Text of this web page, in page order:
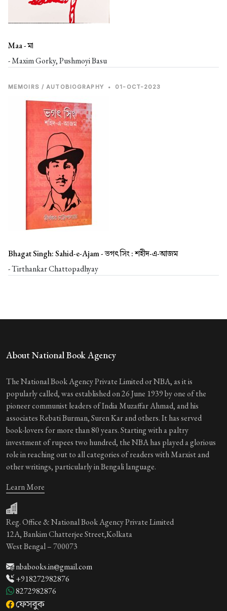
Maa -মা
- Maxim Gorky, Pushmoyi Basu
MEMOIRS / AUTOBIOGRAPHY • 01-OCT-2023
Bhagat Singh: Sahid-e-Ajam -ভগৎ সিং : শহীদ-এ-আজম
- Tirthankar Chattopadhyay
About National Book Agency
The National Book Agency Private Limited or NBA, as it is
popularly called, was established on 26 June 1939 by one of the
pioneer communist leaders of India Muzaffar Ahmad, and his
associates Rebati Burman, Suren Kar and others. It has served
book-lovers for more than 80 years. Starting with a paltry
investment of rupees two hundred, the NBA has played a glorious
role in reaching out to all categories of readers with Marxist and
other writings, particularly in Bengali language.
Learn More
Reg. Office & National Book Agency Private Limited
12A, Bankim Chatterjee Street,Kolkata
West Bengal – 700073
nbabooks.in@gmail.com
+918272982876
8272982876
ফেসবুক